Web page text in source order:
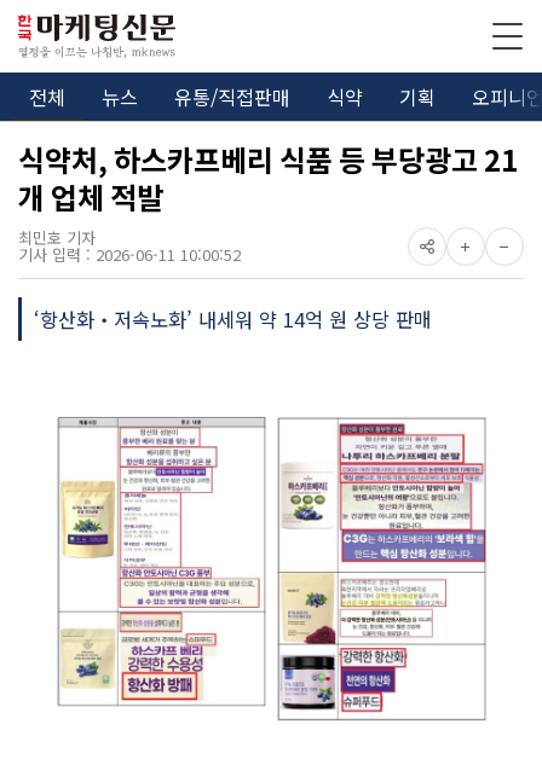
전체 뉴스 유통/직접판매 식약 기획 오피니
식약처, 하스카프베리 식품 등 부당광고 21
개 업체 적발
최민호 기자
기사 입력 : 2026-06-11 10:00:52
‘항산화‧저속노화’ 내세워 약 14억 원 상당 판매